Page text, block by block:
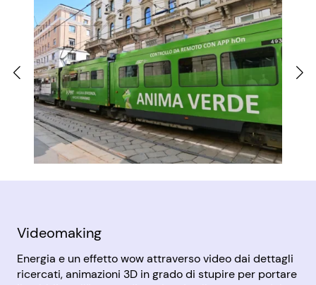
Videomaking
Energia e un effetto wow attraverso video dai dettagli
ricercati, animazioni 3D in grado di stupire per portare